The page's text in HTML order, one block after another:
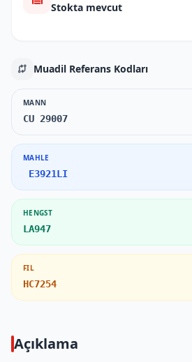
Stokta mevcut
Muadil Referans Kodları
MANN
CU 29007
MAHLE
E3921LI
HENGST
LA947
FIL
HC7254
Açıklama